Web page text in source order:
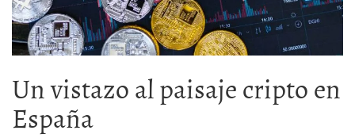
Un vistazo al paisaje cripto en
España